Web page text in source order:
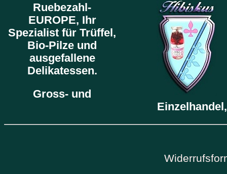
Ruebezahl-
EUROPE, Ihr
Spezialist für Trüffel,
Bio-Pilze und
ausgefallene
Delikatessen.
Gross- und